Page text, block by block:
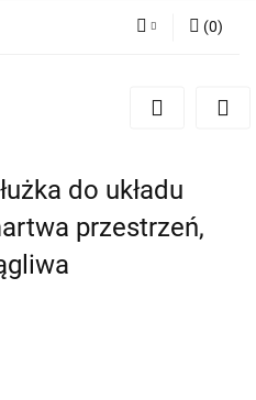
Zarejestruj się
(0)
do układu
przestrzeń,